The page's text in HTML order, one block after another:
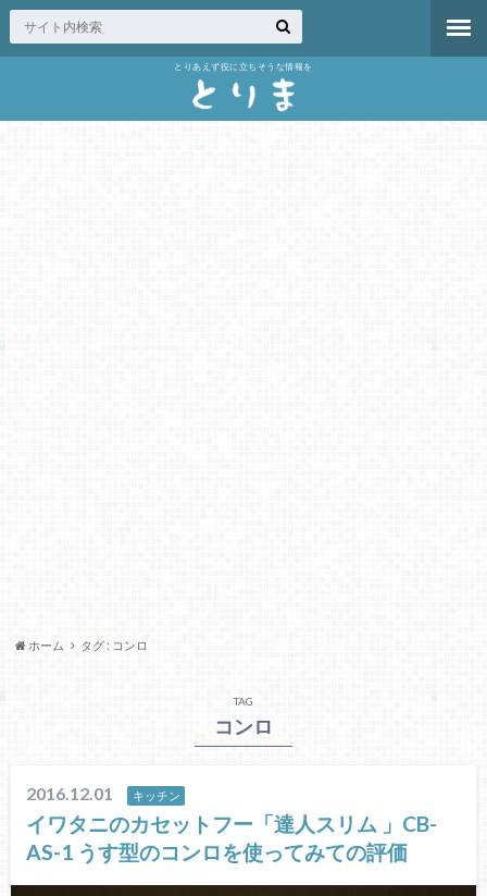
とりあえず役に立ちそうな情報を
ホーム タグ : コンロ
TAG
コンロ
2016.12.01 キッチン
イワタニのカセットフー「達人スリム 」CB-
AS-1 うす型のコンロを使ってみての評価